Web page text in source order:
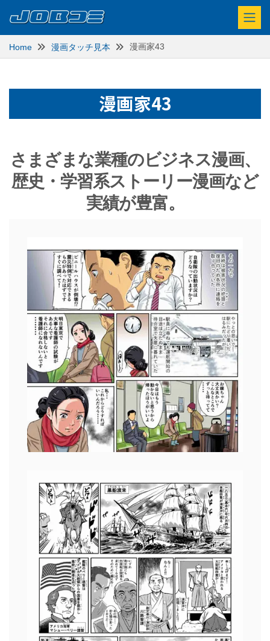
Home 漫画タッチ見本 漫画家43
漫画家43
さまざまな業種のビジネス漫画、
歴史・学習系ストーリー漫画など
実績が豊富。